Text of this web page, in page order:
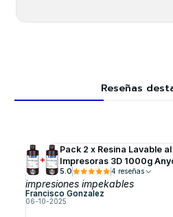
Reseñas
Pack 2 x Resina Lavable
Impresoras 3D 1000g
5.0 4 reseñas
impresiones impekables
Francisco Gonzalez
06-10-2025